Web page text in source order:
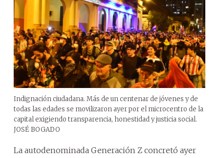
Indignación ciudadana. Más de un centenar de jóvenes y de
todas las edades se movilizaron ayer por el microcentro de la
capital exigiendo transparencia, honestidad y justicia social.
JOSÉ BOGADO
La autodenominada Generación Z concretó ayer